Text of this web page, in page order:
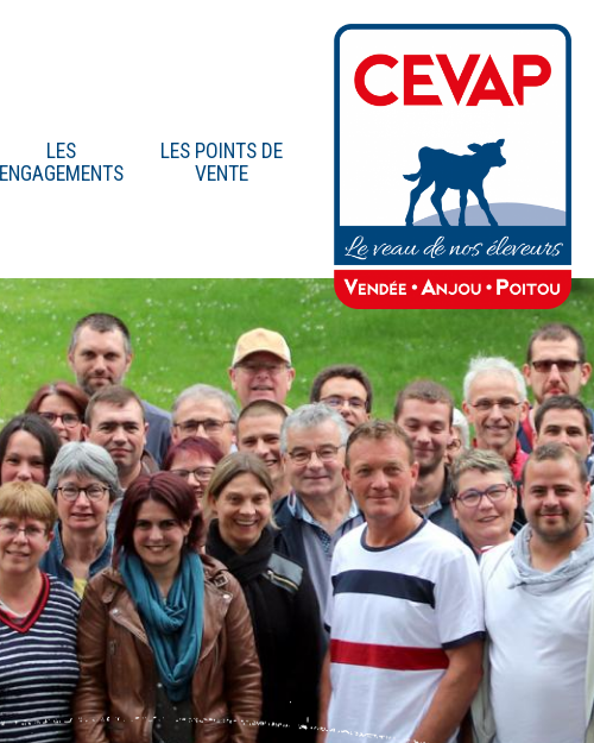
LES
ENGAGEMENTS
LES POINTS DE
VENTE
LES ÉLEVEURS